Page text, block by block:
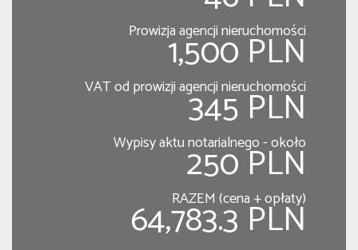
Prowizja agencji nieruchomości
1,500 PLN
VAT od prowizji agencji nieruchomości
345 PLN
Wypisy aktu notarialnego - około
250 PLN
RAZEM (cena + opłaty)
64,783.3 PLN